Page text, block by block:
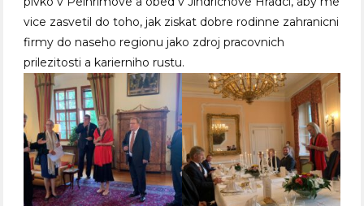
vice zasvetil do toho, jak ziskat dobre rodinne zahranicni
firmy do naseho regionu jako zdroj pracovnich
prilezitosti a karierniho rustu.